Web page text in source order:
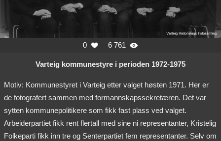
0  6 761 
Varteig kommunestyre i perioden 1972-1975
Motiv: Kommunestyret i Varteig etter valget høsten 1971. Her er
de fotografert sammen med formannskapssekretæren. Det var
sytten kommunepolitikere som fikk fast plass ved valget.
Arbeiderpartiet fikk rent flertall med sine ni representanter, Kristelig
Folkeparti fikk inn tre og Senterpartiet fem representanter. Selv om